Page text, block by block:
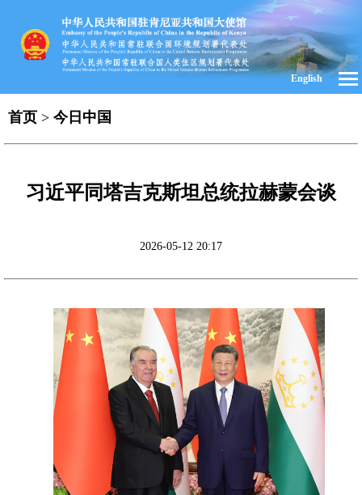
English
首页 > 今日中国
习近平同塔吉克斯坦总统拉赫蒙会谈
2026-05-12 20:17